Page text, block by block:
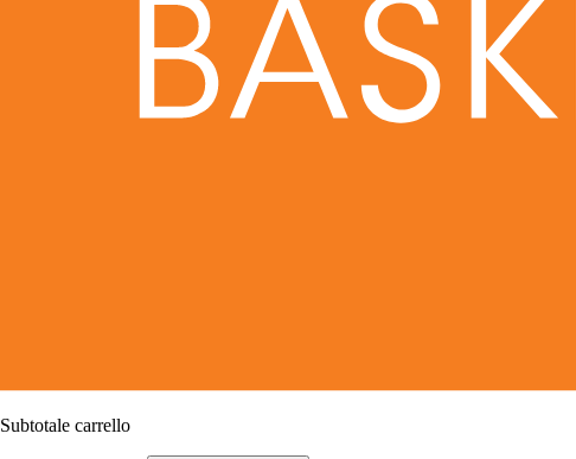
Subtotale carrello